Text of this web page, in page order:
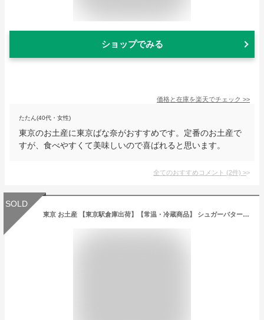
ショップでみる
価格と在庫を楽天でチェック >>
たたん(40代・女性)
東京のお土産に東京ばな奈がおすすめです。定番のお土産で
すが、食べやすくて美味しいので喜ばれると思います。
全てのおすすめコメント (2件) >
SOLD
東京 お土産 【東京駅倉庫出荷】【常温・冷蔵商品】 シュガーバターサンドの木 21個入 土産 おみやげ 東京みやげ お菓子 スイーツ 洋菓子 バターサンド バタースイーツ お中元 御中元 お歳暮 御歳暮 お祝い 内祝い ギフト プレゼント お取り寄せ のし可